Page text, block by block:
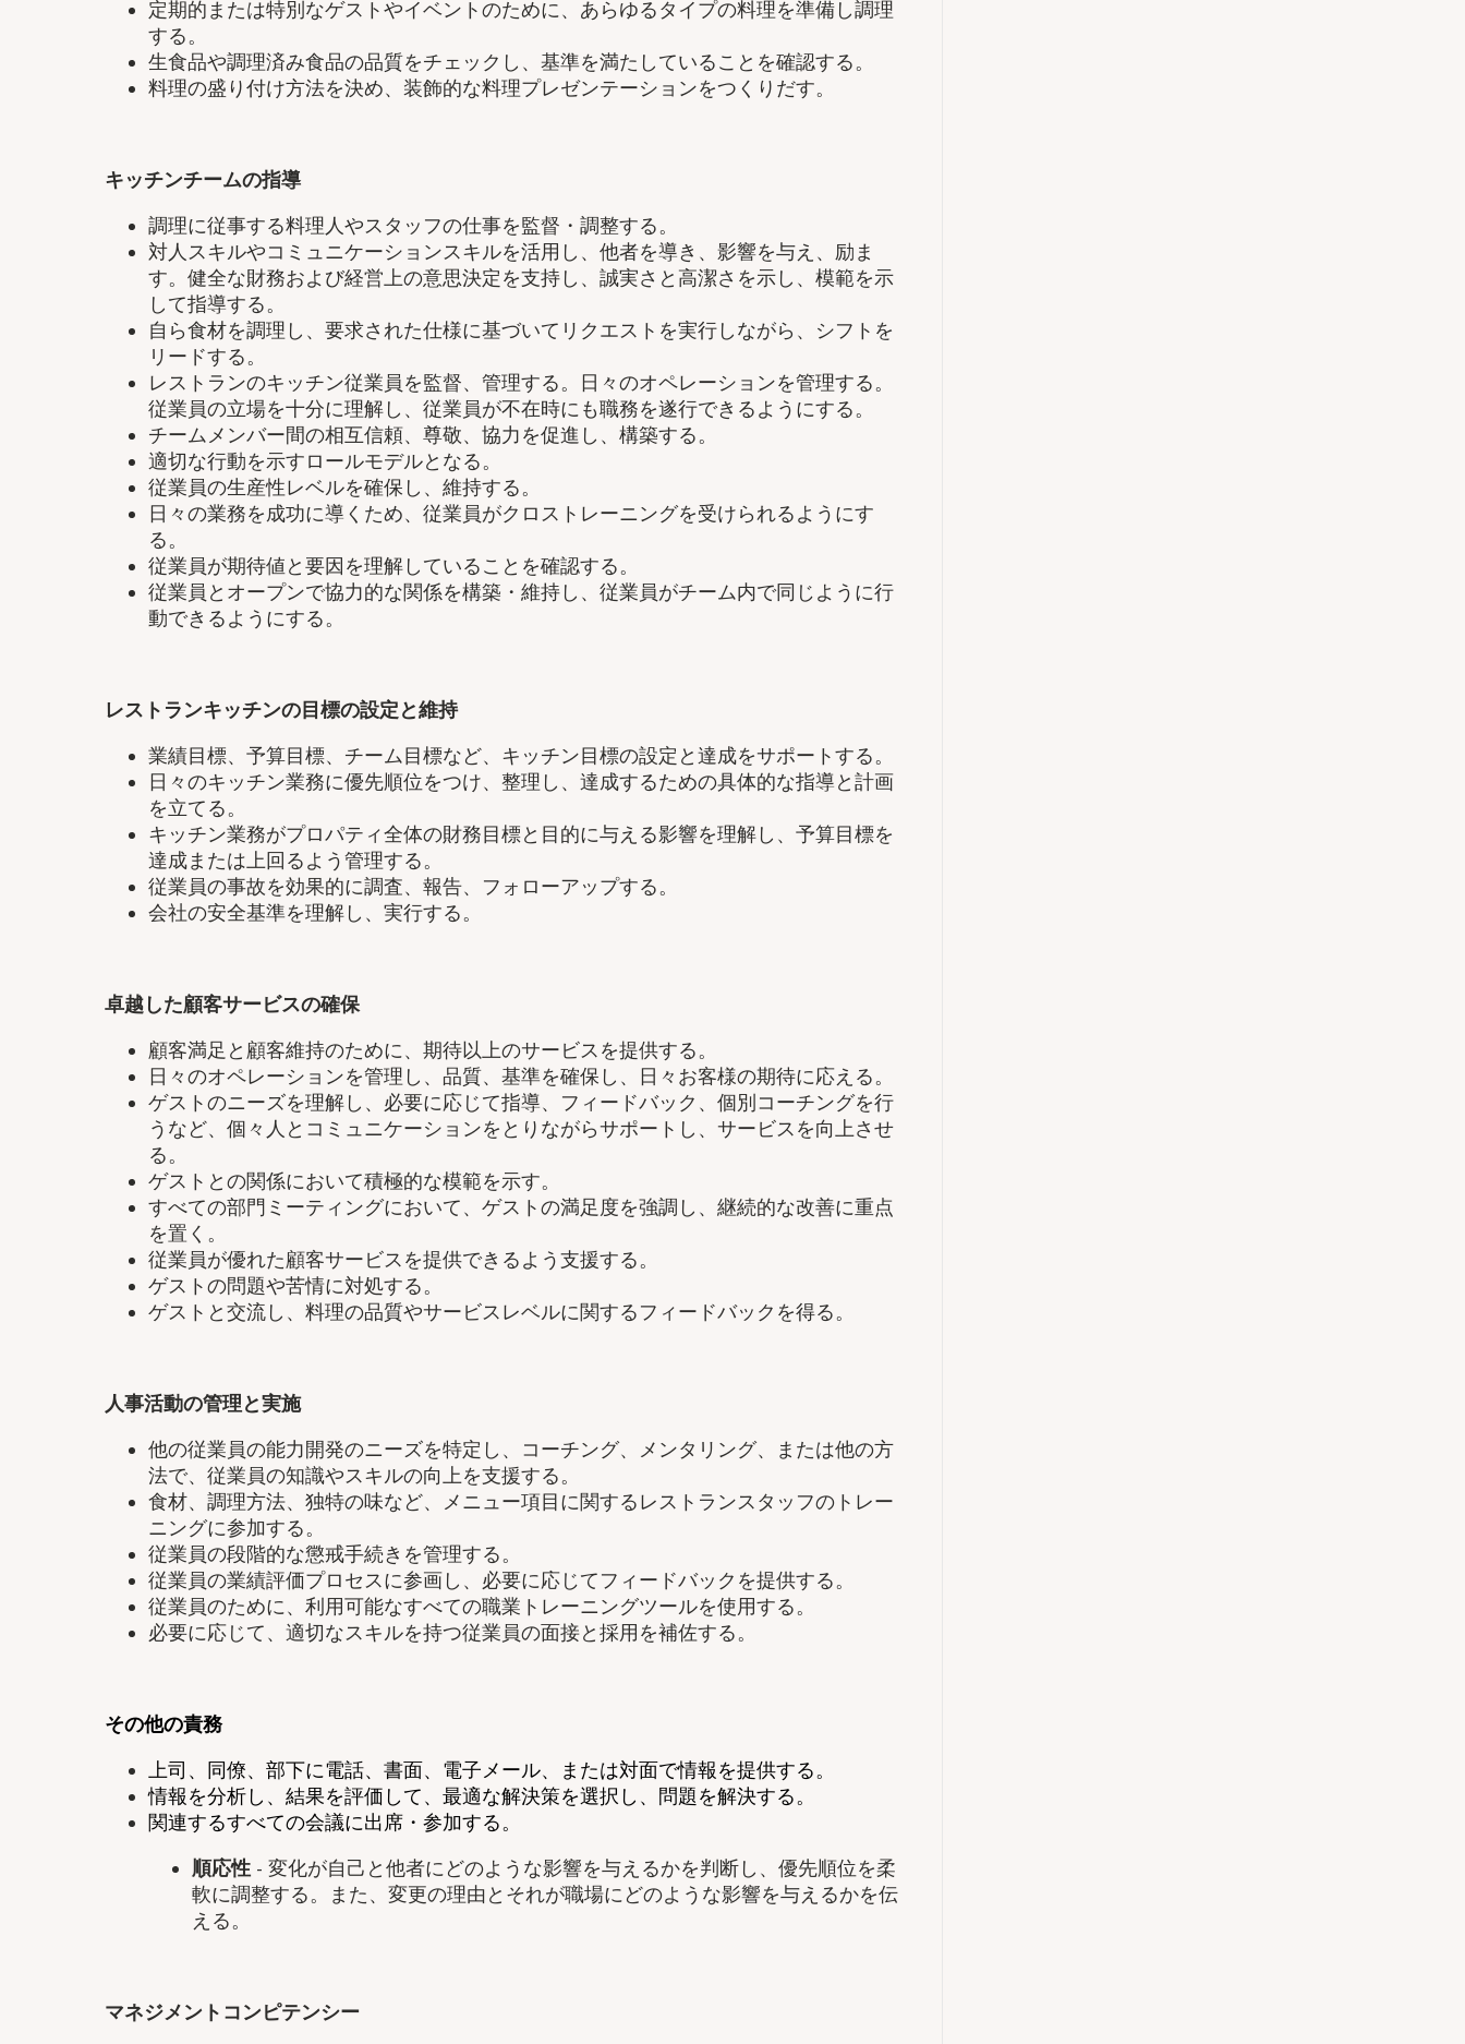
定期的または特別なゲストやイベントのために、あらゆるタイプの料理を準備し調理
する。
生食品や調理済み食品の品質をチェックし、基準を満たしていることを確認する。
料理の盛り付け方法を決め、装飾的な料理プレゼンテーションをつくりだす。
キッチンチームの指導
調理に従事する料理人やスタッフの仕事を監督・調整する。
対人スキルやコミュニケーションスキルを活用し、他者を導き、影響を与え、励ま
す。健全な財務および経営上の意思決定を支持し、誠実さと高潔さを示し、模範を示
して指導する。
自ら食材を調理し、要求された仕様に基づいてリクエストを実行しながら、シフトを
リードする。
レストランのキッチン従業員を監督、管理する。日々のオペレーションを管理する。
従業員の立場を十分に理解し、従業員が不在時にも職務を遂行できるようにする。
チームメンバー間の相互信頼、尊敬、協力を促進し、構築する。
適切な行動を示すロールモデルとなる。
従業員の生産性レベルを確保し、維持する。
日々の業務を成功に導くため、従業員がクロストレーニングを受けられるようにす
る。
従業員が期待値と要因を理解していることを確認する。
従業員とオープンで協力的な関係を構築・維持し、従業員がチーム内で同じように行
動できるようにする。
レストランキッチンの目標の設定と維持
業績目標、予算目標、チーム目標など、キッチン目標の設定と達成をサポートする。
日々のキッチン業務に優先順位をつけ、整理し、達成するための具体的な指導と計画
を立てる。
キッチン業務がプロパティ全体の財務目標と目的に与える影響を理解し、予算目標を
達成または上回るよう管理する。
従業員の事故を効果的に調査、報告、フォローアップする。
会社の安全基準を理解し、実行する。
卓越した顧客サービスの確保
顧客満足と顧客維持のために、期待以上のサービスを提供する。
日々のオペレーションを管理し、品質、基準を確保し、日々お客様の期待に応える。
ゲストのニーズを理解し、必要に応じて指導、フィードバック、個別コーチングを行
うなど、個々人とコミュニケーションをとりながらサポートし、サービスを向上させ
る。
ゲストとの関係において積極的な模範を示す。
すべての部門ミーティングにおいて、ゲストの満足度を強調し、継続的な改善に重点
を置く。
従業員が優れた顧客サービスを提供できるよう支援する。
ゲストの問題や苦情に対処する。
ゲストと交流し、料理の品質やサービスレベルに関するフィードバックを得る。
人事活動の管理と実施
他の従業員の能力開発のニーズを特定し、コーチング、メンタリング、または他の方
法で、従業員の知識やスキルの向上を支援する。
食材、調理方法、独特の味など、メニュー項目に関するレストランスタッフのトレー
ニングに参加する。
従業員の段階的な懲戒手続きを管理する。
従業員の業績評価プロセスに参画し、必要に応じてフィードバックを提供する。
従業員のために、利用可能なすべての職業トレーニングツールを使用する。
必要に応じて、適切なスキルを持つ従業員の面接と採用を補佐する。
その他の責務
上司、同僚、部下に電話、書面、電子メール、または対面で情報を提供する。
情報を分析し、結果を評価して、最適な解決策を選択し、問題を解決する。
関連するすべての会議に出席・参加する。
順応性 - 変化が自己と他者にどのような影響を与えるかを判断し、優先順位を柔
軟に調整する。また、変更の理由とそれが職場にどのような影響を与えるかを伝
える。
マネジメントコンピテンシー